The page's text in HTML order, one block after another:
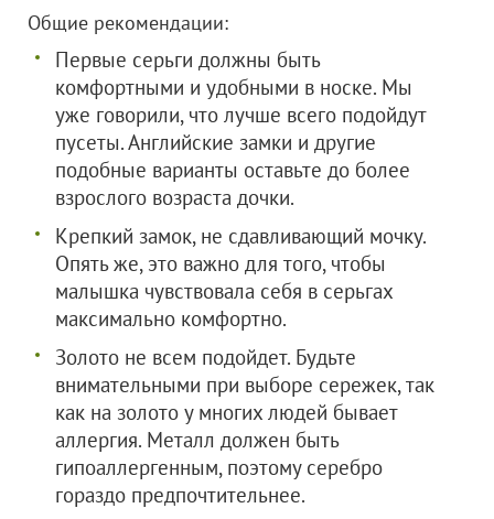
Общие рекомендации:
Первые серьги должны быть
комфортными и удобными в носке. Мы
уже говорили, что лучше всего подойдут
пусеты. Английские замки и другие
подобные варианты оставьте до более
взрослого возраста дочки.
Крепкий замок, не сдавливающий мочку.
Опять же, это важно для того, чтобы
малышка чувствовала себя в серьгах
максимально комфортно.
Золото не всем подойдет. Будьте
внимательными при выборе сережек, так
как на золото у многих людей бывает
аллергия. Металл должен быть
гипоаллергенным, поэтому серебро
гораздо предпочтительнее.